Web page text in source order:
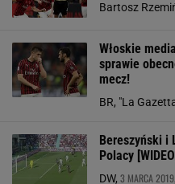
Bartosz
Włoskie
sprawie
mecz!
BR, "La
Bereszyński i
Polacy [WIDEO]
DW, 3 MARCA